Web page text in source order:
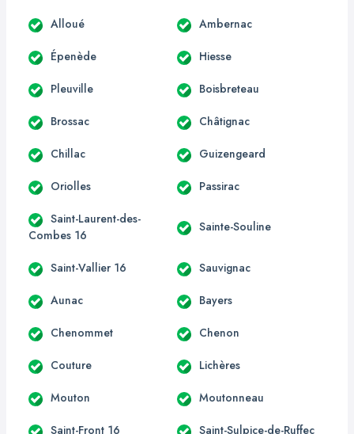
Alloué Ambernac
Épenède Hiesse
Pleuville Boisbreteau
Brossac Châtignac
Chillac Guizengeard
Oriolles Passirac
Saint-Laurent-des-
Combes 16
Sainte-Souline
Saint-Vallier 16 Sauvignac
Aunac Bayers
Chenommet Chenon
Couture Lichères
Mouton Moutonneau
Saint-Front 16 Saint-Sulpice-de-Ruffec